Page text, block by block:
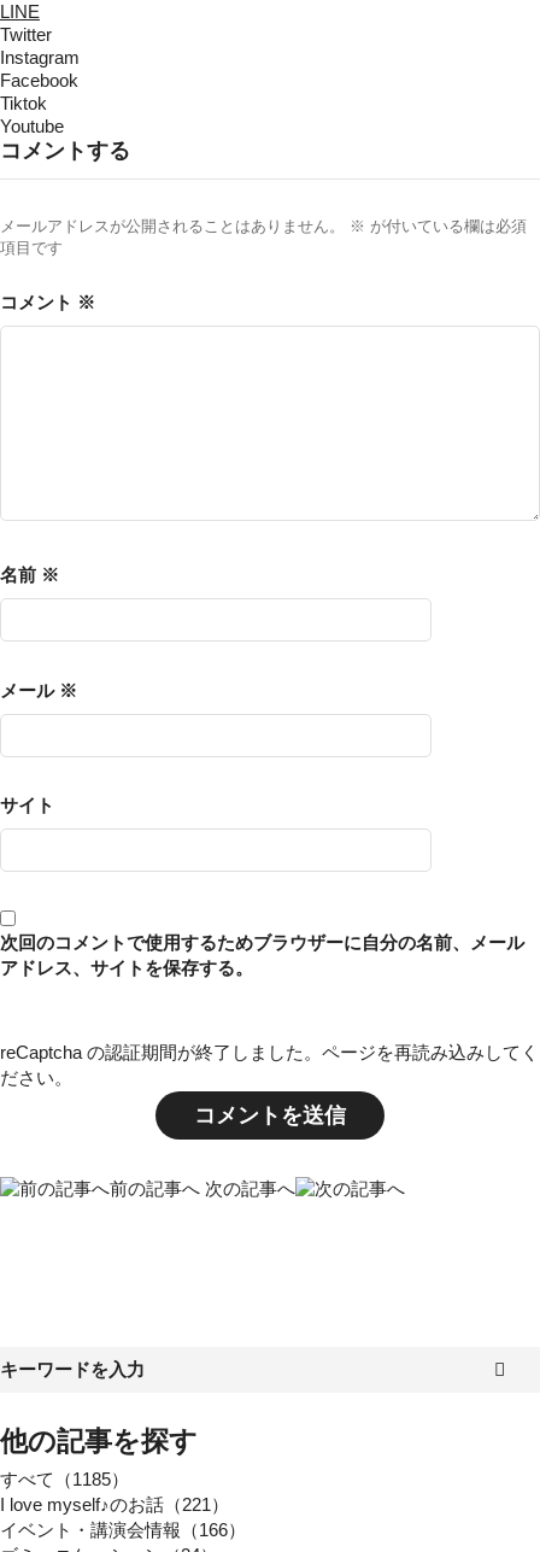
LINE
Twitter
Instagram
Facebook
Tiktok
Youtube
コメントする
メールアドレスが公開されることはありません。 ※ が付いている欄は必須
項目です
コメント ※
名前 ※
メール ※
サイト
次回のコメントで使用するためブラウザーに自分の名前、メール
アドレス、サイトを保存する。
reCaptcha の認証期間が終了しました。ページを再読み込みしてく
ださい。
前の記事へ 次の記事へ
他の記事を探す
すべて（1185）
I love myself♪のお話（221）
イベント・講演会情報（166）